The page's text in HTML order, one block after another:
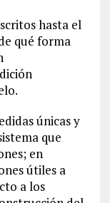
hasta el
qué forma
únicas y
que
en
útiles a
a los